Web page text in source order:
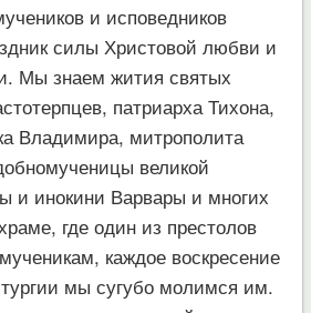
и исповедников
силы Христовой любви и
Мы знаем жития святых
патриарха Тихона,
Владимира, митрополита
великой
и инокини Варвары и многих
где один из престолов
каждое воскресение
мы сугубо молимся им.